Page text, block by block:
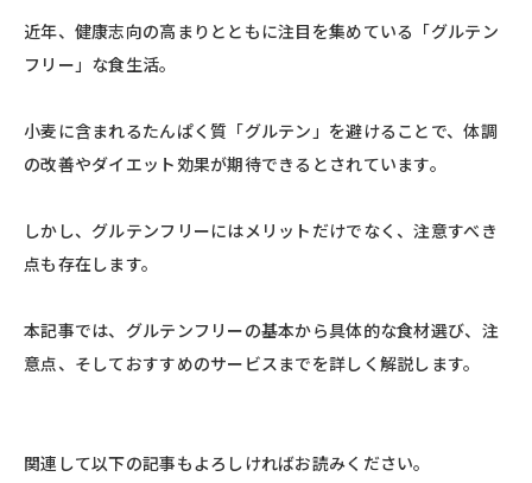
近年、健康志向の高まりとともに注目を集めている「グルテン
フリー」な食生活。
小麦に含まれるたんぱく質「グルテン」を避けることで、体調
の改善やダイエット効果が期待できるとされています。
しかし、グルテンフリーにはメリットだけでなく、注意すべき
点も存在します。
本記事では、グルテンフリーの基本から具体的な食材選び、注
意点、そしておすすめのサービスまでを詳しく解説します。​
関連して以下の記事もよろしければお読みください。